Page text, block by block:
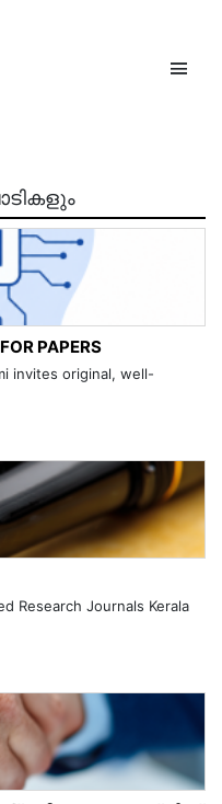
PAPERS
invites original, well-
Research Journals Kerala